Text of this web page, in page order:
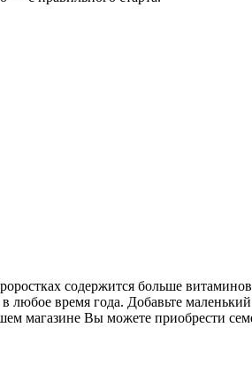
содержится больше
любое время года. Добавьте
магазине Вы можете приобрести